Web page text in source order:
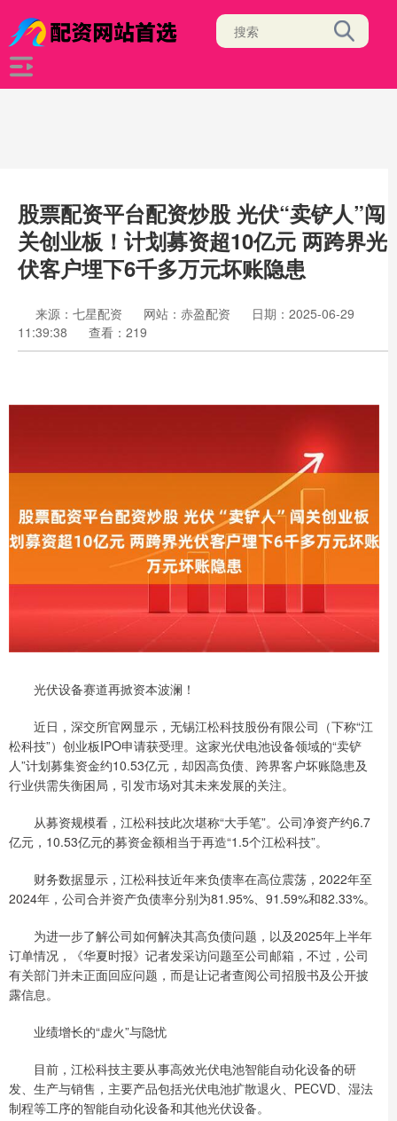
股票配资平台配资炒股 光伏“卖铲人”闯
关创业板！计划募资超10亿元 两跨界光
伏客户埋下6千多万元坏账隐患
来源：七星配资 网站：赤盈配资
日期：2025-06-29
11:39:38
查看：219
光伏设备赛道再掀资本波澜！
近日，深交所官网显示，无锡江松科技股份有限公司（下称“江
松科技”）创业板IPO申请获受理。这家光伏电池设备领域的“卖铲
人”计划募集资金约10.53亿元，却因高负债、跨界客户坏账隐患及
行业供需失衡困局，引发市场对其未来发展的关注。
从募资规模看，江松科技此次堪称“大手笔”。公司净资产约6.7
亿元，10.53亿元的募资金额相当于再造“1.5个江松科技”。
财务数据显示，江松科技近年来负债率在高位震荡，2022年至
2024年，公司合并资产负债率分别为81.95%、91.59%和82.33%。
为进一步了解公司如何解决其高负债问题，以及2025年上半年
订单情况，《华夏时报》记者发采访问题至公司邮箱，不过，公司
有关部门并未正面回应问题，而是让记者查阅公司招股书及公开披
露信息。
业绩增长的“虚火”与隐忧
目前，江松科技主要从事高效光伏电池智能自动化设备的研
发、生产与销售，主要产品包括光伏电池扩散退火、PECVD、湿法
制程等工序的智能自动化设备和其他光伏设备。